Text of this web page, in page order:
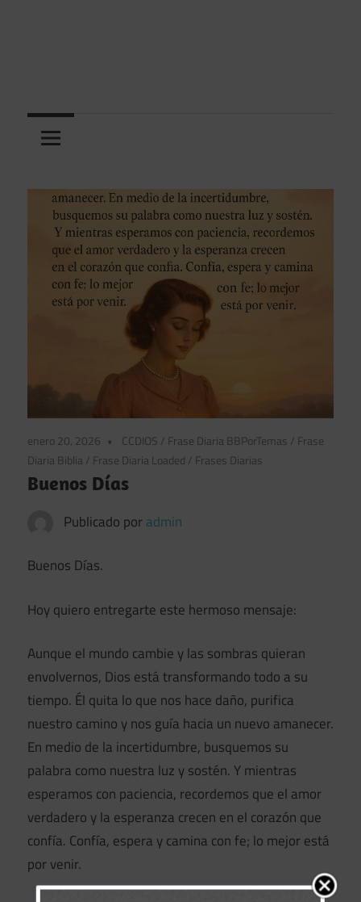
enero 20, 2026 CCDIOS / Frase Diaria BBPorTemas / Frase
Diaria Biblia / Frase Diaria Loaded / Frases Diarias
Buenos Días
Publicado por admin
Buenos Días.
Hoy quiero entregarte este hermoso mensaje:
Aunque el mundo cambie y las sombras quieran
envolvernos, Dios está transformando todo a su
tiempo. Él quita lo que nos hace daño, purifica
nuestro camino y nos guía hacia un nuevo amanecer.
En medio de la incertidumbre, busquemos su
palabra como nuestra luz y sostén. Y mientras
esperamos con paciencia, recordemos que el amor
verdadero y la esperanza crecen en el corazón que
confía. Confía, espera y camina con fe; lo mejor está
por venir.